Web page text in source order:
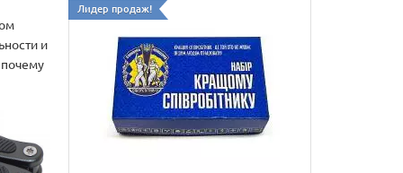
и
Лидер продаж!